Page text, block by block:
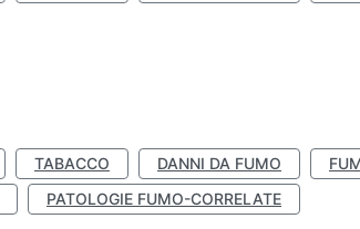
TABACCO DANNI DA FUMO
PATOLOGIE FUMO-CORRELATE